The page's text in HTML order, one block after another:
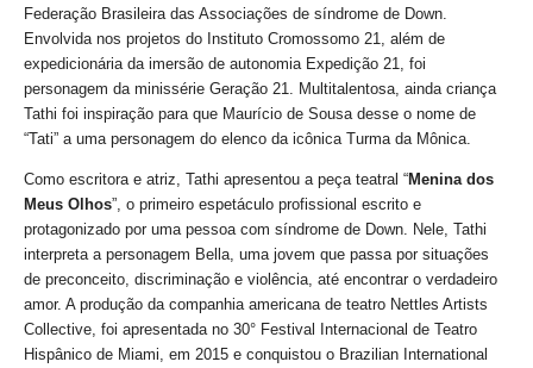
Federação Brasileira das Associações de síndrome de Down.
Envolvida nos projetos do Instituto Cromossomo 21, além de
expedicionária da imersão de autonomia Expedição 21, foi
personagem da minissérie Geração 21. Multitalentosa, ainda criança
Tathi foi inspiração para que Maurício de Sousa desse o nome de
“Tati” a uma personagem do elenco da icônica Turma da Mônica.
Como escritora e atriz, Tathi apresentou a peça teatral “Menina dos
Meus Olhos”, o primeiro espetáculo profissional escrito e
protagonizado por uma pessoa com síndrome de Down. Nele, Tathi
interpreta a personagem Bella, uma jovem que passa por situações
de preconceito, discriminação e violência, até encontrar o verdadeiro
amor. A produção da companhia americana de teatro Nettles Artists
Collective, foi apresentada no 30° Festival Internacional de Teatro
Hispânico de Miami, em 2015 e conquistou o Brazilian International